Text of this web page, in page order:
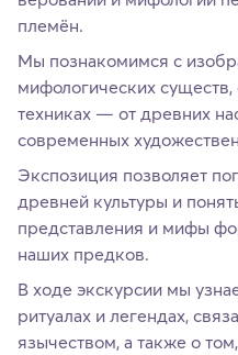
племён.
Мы познакомимся с
мифологических
техниках — от древних
современных
Экспозиция позволяет
древней культуры и
представления и мифы
наших предков.
В ходе экскурсии мы
ритуалах и легендах,
язычеством, а также о